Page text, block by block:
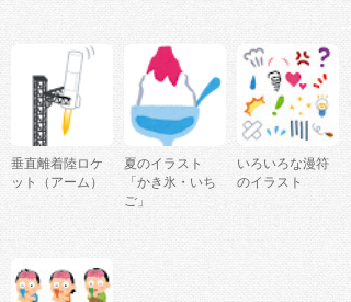
垂直離着陸ロケ
ット（アーム）
夏のイラスト
「かき氷・いち
ご」
いろいろな漫符
のイラスト